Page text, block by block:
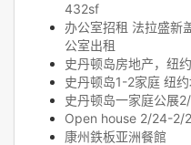
432sf
办公室招租 法拉盛新
公室出租
史丹顿岛房地产，纽
史丹顿岛1-2家庭 纽
史丹顿岛一家庭公展
Open house 2/24-2/
康州鉄板亚洲餐館